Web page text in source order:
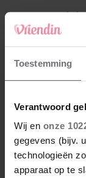
Toestemming
Verantwoord
Wij en onze
gegevens (bijv.
technologieën
apparaat op te
4 Een
5 Hij